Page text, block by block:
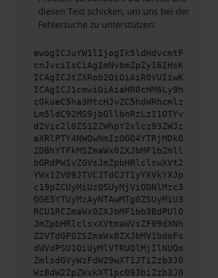
diesen Text schicken, um uns bei der
Fehlersuche zu unterstützen:
ewogICJuYW1lIjogIk5ldHdvcmtF
cnJvciIsCiAgImNvbmZpZyI6IHsK
ICAgICJtZXRob2QiOiAiR0VUIiwK
ICAgICJ1cmwiOiAiaHR0cHM6Ly9h
cGkueC5ha3MtcHJvZC5hdWRhcmlz
Lm5ldC92MS9jbGllbnRzLzI1OTYv
d2Vic2l0ZS12ZWhpY2xlcz93ZWJz
aXRlPTY4NWQwNmIzOGQ4YTRjMDk0
ZDBhYTFkMSZmaWx0ZXJbMF1bZmll
bGRdPW1vZGVsJmZpbHRlclswXVt2
YWx1ZV09JTVCJTdCJTIyYXVkYXJp
c19pZCUyMiUzQSUyMjViODNlMzc3
OGE5YTUyMzAyNTAwMTg0ZSUyMiU3
RCU1RCZmaWx0ZXJbMF1bb3BdPUlO
JmZpbHRlclsxXVtmaWVsZF09dXNh
Z2VTdGF0ZSZmaWx0ZXJbMV1bdmFs
dWVdPSU1QiUyMlVTRUQlMjIlNUQm
ZmlsdGVyWzFdW29wXT1JTiZzb3J0
WzBdW2ZpZWxkXT1pc093biZzb3J0